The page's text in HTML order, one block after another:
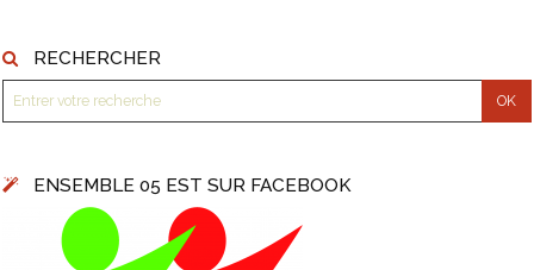
RECHERCHER
ENSEMBLE 05 EST SUR FACEBOOK